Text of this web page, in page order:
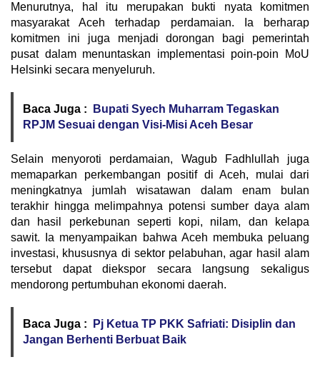
Menurutnya, hal itu merupakan bukti nyata komitmen
masyarakat Aceh terhadap perdamaian. Ia berharap
komitmen ini juga menjadi dorongan bagi pemerintah
pusat dalam menuntaskan implementasi poin-poin MoU
Helsinki secara menyeluruh.
Baca Juga :
Bupati Syech Muharram Tegaskan
RPJM Sesuai dengan Visi-Misi Aceh Besar
Selain menyoroti perdamaian, Wagub Fadhlullah juga
memaparkan perkembangan positif di Aceh, mulai dari
meningkatnya jumlah wisatawan dalam enam bulan
terakhir hingga melimpahnya potensi sumber daya alam
dan hasil perkebunan seperti kopi, nilam, dan kelapa
sawit. Ia menyampaikan bahwa Aceh membuka peluang
investasi, khususnya di sektor pelabuhan, agar hasil alam
tersebut dapat diekspor secara langsung sekaligus
mendorong pertumbuhan ekonomi daerah.
Baca Juga :
Pj Ketua TP PKK Safriati: Disiplin dan
Jangan Berhenti Berbuat Baik